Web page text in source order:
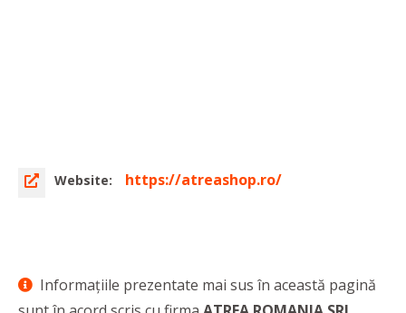
Website: https://atreashop.ro/
Informaţiile prezentate mai sus în această pagină